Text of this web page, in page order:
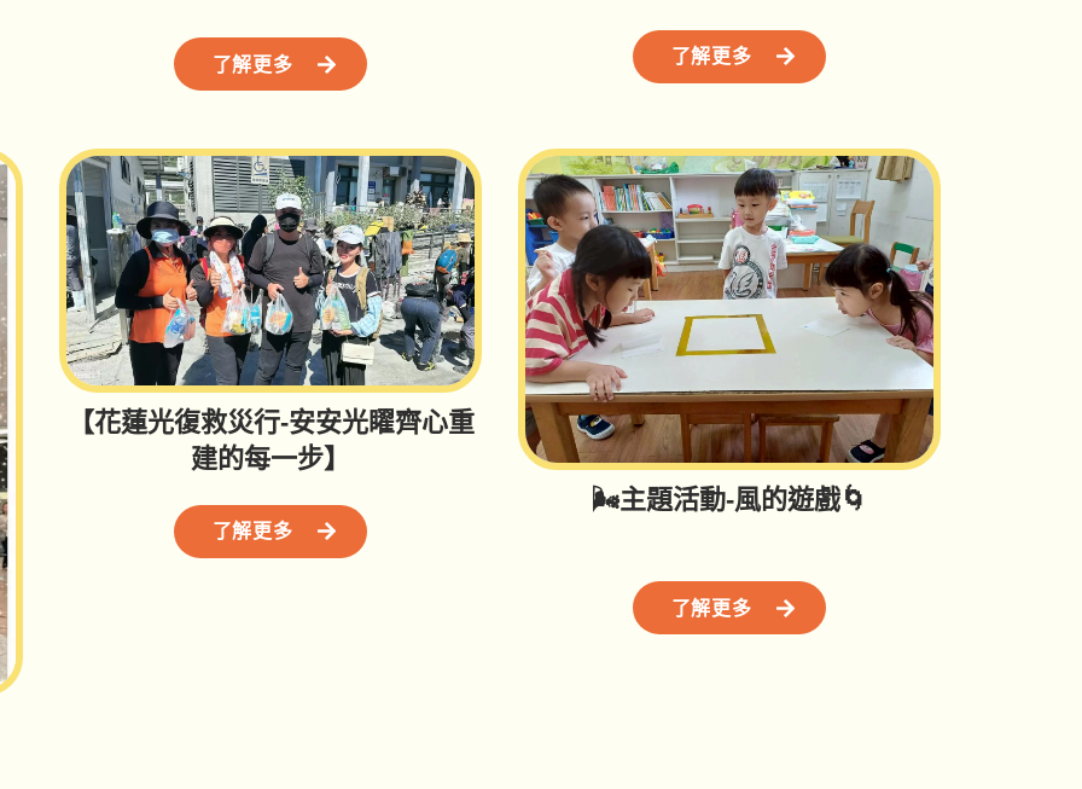
了解更多 了解更多
【花蓮光復救災行-安安光矅齊心重
建的每一步】
了解更多
🌬️主題活動-風的遊戲🌀
了解更多